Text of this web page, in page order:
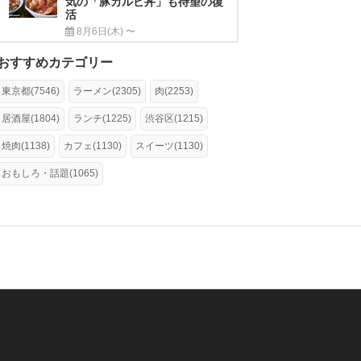
活
8月6日(木) 〜
すすめカテゴリー
東京都(7546) ラーメン(2305) 肉(2253)
居酒屋(1804) ランチ(1225) 渋谷区(1215)
焼肉(1138) カフェ(1130) スイーツ(1130)
おもしろ・話題(1065)